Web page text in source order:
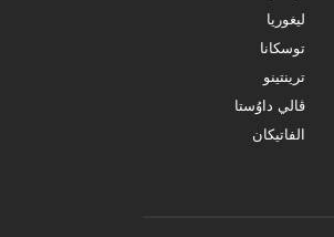
ليغوريا
توسكانا
ترينتينو
ڤالي داوُستا
الفاتيكان